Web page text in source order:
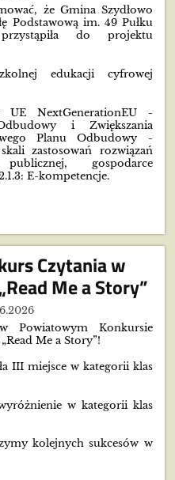
że Gmina Szydłowo
Podstawową im. 49 Pułku
do projektu
edukacji cyfrowej
UE NextGenerationEU -
i Zwiększania
Planu Odbudowy -
zastosowań rozwiązań
gospodarce
E-kompetencje.
Czytania w
Me a Story”
Powiatowym Konkursie
Me a Story”!
III miejsce w kategorii klas
w kategorii klas
kolejnych sukcesów w